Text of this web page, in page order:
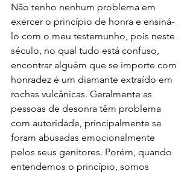
Não tenho nenhum problema em
exercer o princípio de honra e ensiná-
lo com o meu testemunho, pois neste
século, no qual tudo está confuso,
encontrar alguém que se importe com
honradez é um diamante extraído em
rochas vulcânicas. Geralmente as
pessoas de desonra têm problema
com autoridade, principalmente se
foram abusadas emocionalmente
pelos seus genitores. Porém, quando
entendemos o princípio, somos